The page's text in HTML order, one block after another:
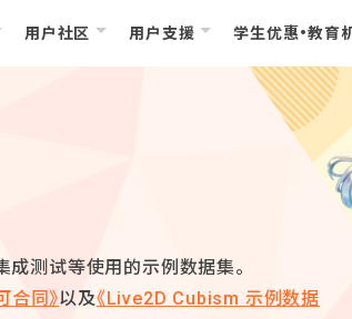
用户社区 用户支援 学生优惠・教育
测试等使用的示例数据集。
合同》以及《Live2D Cubism 示例数据